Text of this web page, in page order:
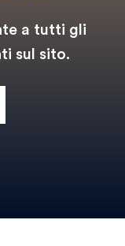
a tutti gli
sul sito.